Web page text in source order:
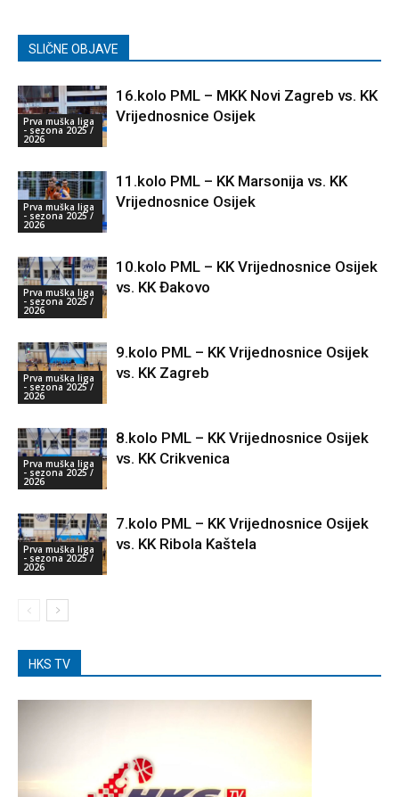
SLIČNE OBJAVE
Prva muška liga
- sezona 2025 /
2026
16.kolo PML – MKK Novi Zagreb vs. KK
Vrijednosnice Osijek
Prva muška liga
- sezona 2025 /
2026
11.kolo PML – KK Marsonija vs. KK
Vrijednosnice Osijek
Prva muška liga
- sezona 2025 /
2026
10.kolo PML – KK Vrijednosnice Osijek
vs. KK Đakovo
Prva muška liga
- sezona 2025 /
2026
9.kolo PML – KK Vrijednosnice Osijek
vs. KK Zagreb
Prva muška liga
- sezona 2025 /
2026
8.kolo PML – KK Vrijednosnice Osijek
vs. KK Crikvenica
Prva muška liga
- sezona 2025 /
2026
7.kolo PML – KK Vrijednosnice Osijek
vs. KK Ribola Kaštela
HKS TV